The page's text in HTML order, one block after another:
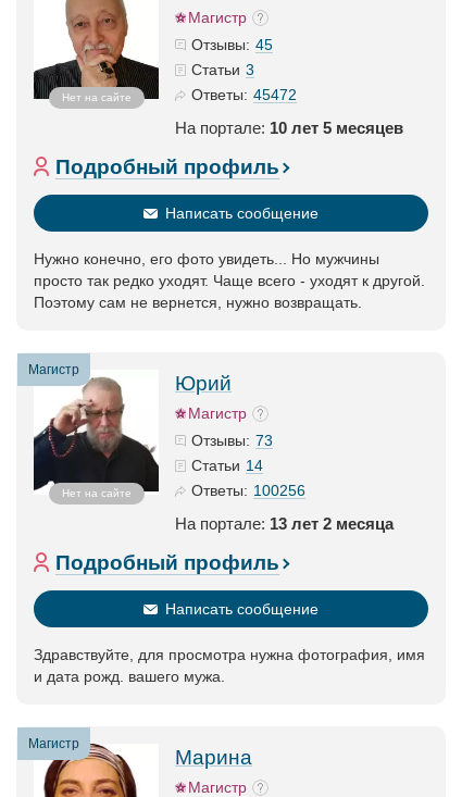
Нет на сайте
Магистр
Отзывы: 45
Статьи 3
Ответы: 45472
На портале: 10 лет 5 месяцев
Подробный профиль
Написать сообщение
Нужно конечно, его фото увидеть... Но мужчины
просто так редко уходят. Чаще всего - уходят к другой.
Поэтому сам не вернется, нужно возвращать.
Магистр
Нет на сайте
Юрий
Магистр
Отзывы: 73
Статьи 14
Ответы: 100256
На портале: 13 лет 2 месяца
Подробный профиль
Написать сообщение
Здравствуйте, для просмотра нужна фотография, имя
и дата рожд. вашего мужа.
Магистр
Марина
Магистр